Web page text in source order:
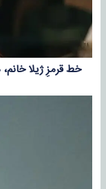
خط قرمزِ ژیلا